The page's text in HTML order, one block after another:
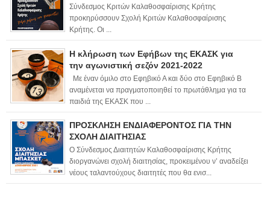
Σύνδεσμος Κριτών Καλαθοσφαίρισης Κρήτης
προκηρύσσουν Σχολή Κριτών Καλαθοσφαίρισης
Κρήτης. Οι ...
Η κλήρωση των Εφήβων της ΕΚΑΣΚ για
την αγωνιστική σεζόν 2021-2022
Με έναν όμιλο στο Εφηβικό Α και δύο στο Εφηβικό Β
αναμένεται να πραγματοποιηθεί το πρωτάθλημα για τα
παιδιά της ΕΚΑΣΚ που ...
ΠΡΟΣΚΛΗΣΗ ΕΝΔΙΑΦΕΡΟΝΤΟΣ ΓΙΑ ΤΗΝ
ΣΧΟΛΗ ΔΙΑΙΤΗΣΙΑΣ
Ο Σύνδεσμος Διαιτητών Καλαθοσφαίρισης Κρήτης
διοργανώνει σχολή διαιτησίας, προκειμένου ν’ αναδείξει
νέους ταλαντούχους διαιτητές που θα ενισ...